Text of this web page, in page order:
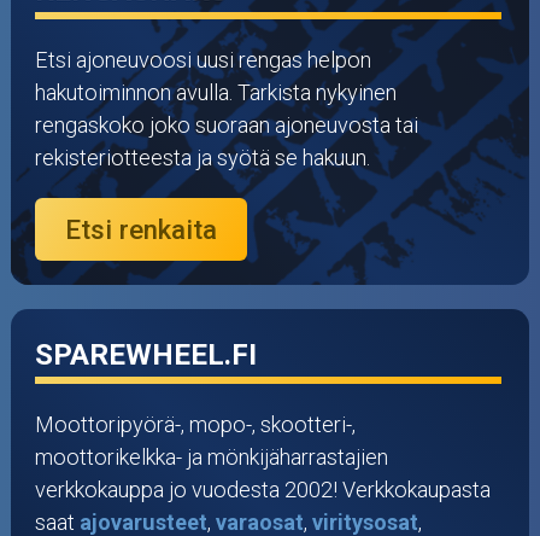
Työkalut
Outlet-tuotteet
Etsi ajoneuvoosi uusi rengas helpon
hakutoiminnon avulla. Tarkista nykyinen
rengaskoko joko suoraan ajoneuvosta tai
rekisteriotteesta ja syötä se hakuun.
Etsi renkaita
SPAREWHEEL.FI
Moottoripyörä-, mopo-, skootteri-,
moottorikelkka- ja mönkijäharrastajien
verkkokauppa jo vuodesta 2002! Verkkokaupasta
saat ajovarusteet, varaosat, viritysosat,